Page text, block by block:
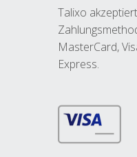
Talixo
MasterCard,
Express.